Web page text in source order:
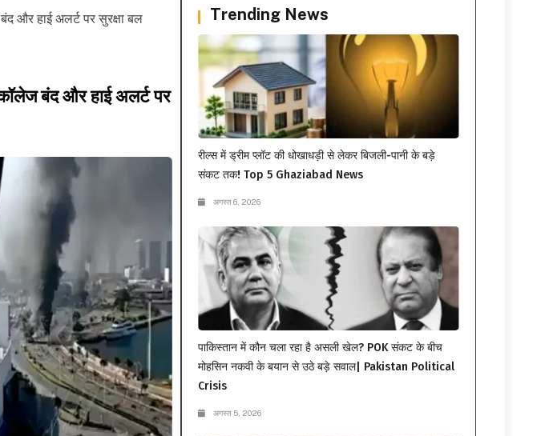
और हाई अलर्ट पर सुरक्षा बल
बंद और हाई अलर्ट पर
Trending News
रील्स में ड्रीम प्लॉट की धोखाधड़ी से लेकर बिजली-पानी के बड़े
संकट तक! Top 5 Ghaziabad News
अगस्त 6, 2026
पाकिस्तान में कौन चला रहा है असली खेल? POK संकट के बीच
मोहसिन नकवी के बयान से उठे बड़े सवाल| Pakistan Political
Crisis
अगस्त 5, 2026